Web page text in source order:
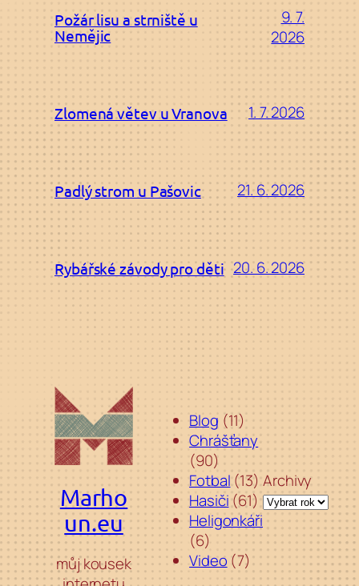
Požár lisu a strniště u
Nemějic
9. 7.
2026
Zlomená větev u Vranova 1. 7. 2026
Padlý strom u Pašovic 21. 6. 2026
Rybářské závody pro děti 20. 6. 2026
Marho
un.eu
můj kousek
Blog (11)
Chrášťany
(90)
Fotbal (13)
Hasiči (61)
Heligonkáři
(6)
Video (7)
Archivy